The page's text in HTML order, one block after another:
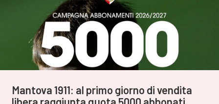
Mantova 1911: al primo giorno di vendita